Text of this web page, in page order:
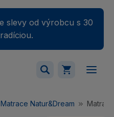
slevy od výrobcu s 30
momentálne prázdny.
Matrace Natur&Dream Matrac